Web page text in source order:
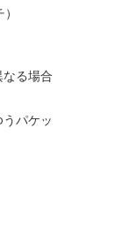
る場合
パケッ